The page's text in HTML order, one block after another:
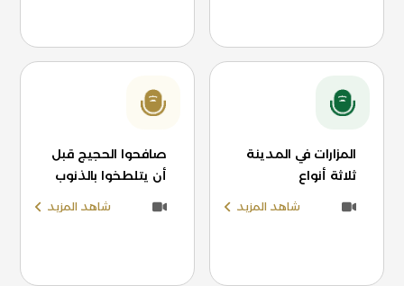
المزارات في المدينة
ثلاثة أنواع
شاهد المزيد
صافحوا الحجيج قبل
أن يتلطخوا بالذنوب
شاهد المزيد